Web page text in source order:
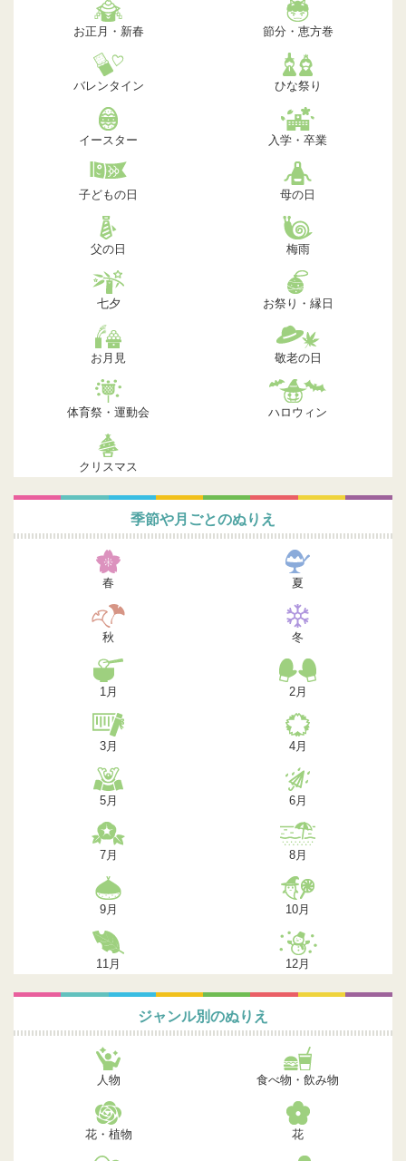
お正月・新春 節分・恵方巻
バレンタイン ひな祭り
イースター 入学・卒業
子どもの日 母の日
父の日 梅雨
七夕 お祭り・縁日
お月見 敬老の日
体育祭・運動会 ハロウィン
クリスマス
季節や月ごとのぬりえ
春 夏
秋 冬
1月 2月
3月 4月
5月 6月
7月 8月
9月 10月
11月 12月
ジャンル別のぬりえ
人物 食べ物・飲み物
花・植物 花